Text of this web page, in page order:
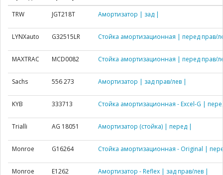
TRW JGT218T Амортизатор | зад |
LYNXauto G32515LR Стойка амортизационная | перед прав/
MAXTRAC MCD0082 Стойка амортизационная | перед прав/
Sachs 556 273 Амортизатор | зад прав/лев |
KYB 333713 Стойка амортизационная - Excel-G |
Trialli AG 18051 Амортизатор (стойка) | перед |
Monroe G16264 Стойка амортизационная - Original |
Monroe E1262 Амортизатор - Reflex | зад прав/лев |